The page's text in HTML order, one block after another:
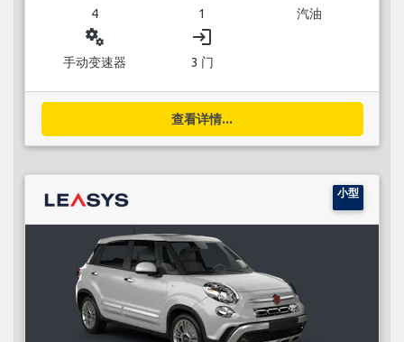
4 1 汽油
miscellaneous_services
手动变速器
login
3 门
查看详情...
小型